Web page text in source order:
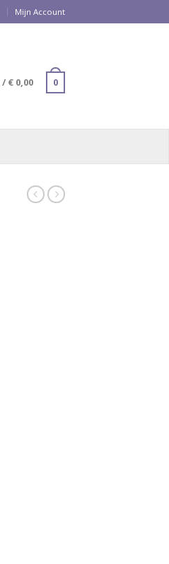
Mijn Account
/ € 0,00 0